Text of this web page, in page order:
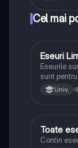
Cel mai
Limba și
Eseuri
Eseurile
sunt
lipsesc
Univ.
Limba și
Toate
Contin